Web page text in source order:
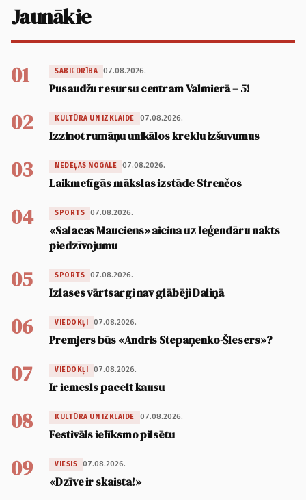
Jaunākie
01 SABIEDRĪBA 07.08.2026.
Pusaudžu resursu centram Valmierā – 5!
02 KULTŪRA UN IZKLAIDE 07.08.2026.
Izzinot rumāņu unikālos kreklu izšuvumus
03 NEDĒĻAS NOGALE 07.08.2026.
Laikmetīgās mākslas izstāde Strenčos
04 SPORTS 07.08.2026.
«Salacas Mauciens» aicina uz leģendāru nakts
piedzīvojumu
05 SPORTS 07.08.2026.
Izlases vārtsargi nav glābēji Daliņā
06 VIEDOKĻI 07.08.2026.
Premjers būs «Andris Stepaņenko-Šlesers»?
07 VIEDOKĻI 07.08.2026.
Ir iemesls pacelt kausu
08 KULTŪRA UN IZKLAIDE 07.08.2026.
Festivāls ielīksmo pilsētu
09 VIESIS 07.08.2026.
«Dzīve ir skaista!»